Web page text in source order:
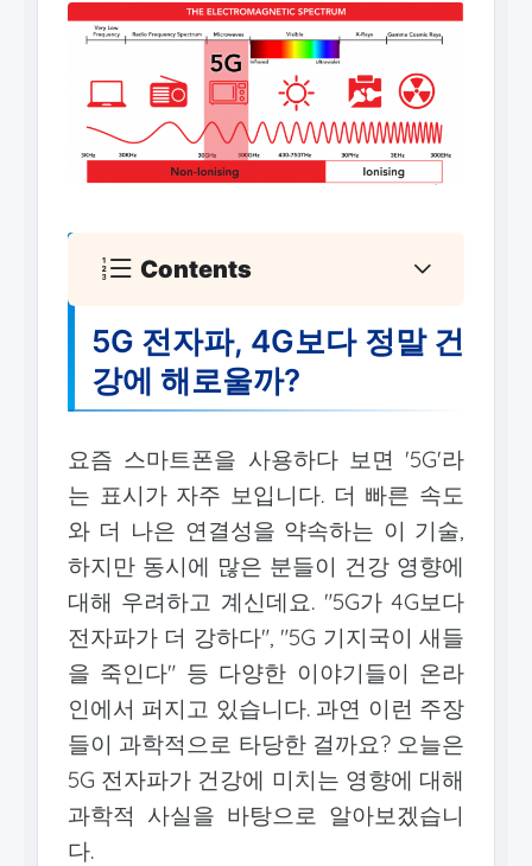
Contents
5G 전자파, 4G보다 정말 건
강에 해로울까?
요즘 스마트폰을 사용하다 보면 '5G'라
는 표시가 자주 보입니다. 더 빠른 속도
와 더 나은 연결성을 약속하는 이 기술,
하지만 동시에 많은 분들이 건강 영향에
대해 우려하고 계신데요. "5G가 4G보다
전자파가 더 강하다", "5G 기지국이 새들
을 죽인다" 등 다양한 이야기들이 온라
인에서 퍼지고 있습니다. 과연 이런 주장
들이 과학적으로 타당한 걸까요? 오늘은
5G 전자파가 건강에 미치는 영향에 대해
과학적 사실을 바탕으로 알아보겠습니
다.